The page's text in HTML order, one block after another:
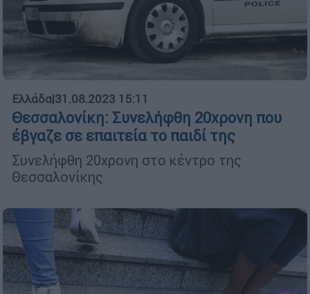
Ελλάδα|31.08.2023 15:11
Θεσσαλονίκη: Συνελήφθη 20χρονη που
έβγαζε σε επαιτεία το παιδί της
Συνελήφθη 20χρονη στο κέντρο της
Θεσσαλονίκης